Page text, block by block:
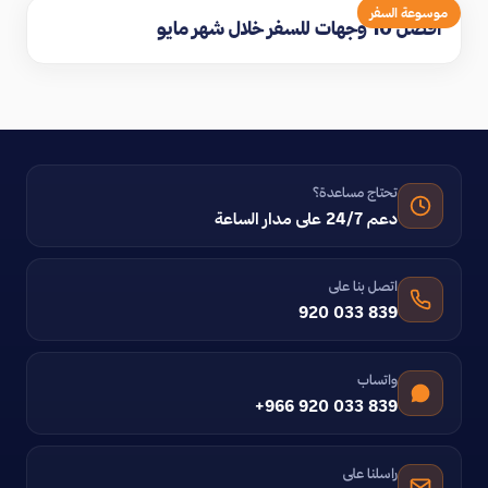
موسوعة السفر
افضل 10 وجهات للسفر خلال شهر مايو
تحتاج مساعدة؟
دعم 24/7 على مدار الساعة
اتصل بنا على
920 033 839
واتساب
+966 920 033 839
راسلنا على